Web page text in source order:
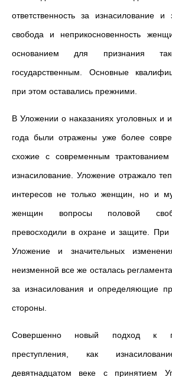
ответственность за изнасилование и
свобода и неприкосновенность
основанием для признания
государственным. Основные
при этом оставались прежними.
В Уложении о наказаниях уголовных и
года были отражены уже более
схожие с современным трактованием
изнасилование. Уложение отражало
интересов не только женщин, но и
женщин вопросы половой
превосходили в охране и защите. При
Уложение и значительных
неизменной все же осталась
за изнасилования и определяющие
стороны.
Совершенно новый подход к
преступления, как
девятнадцатом веке с принятием